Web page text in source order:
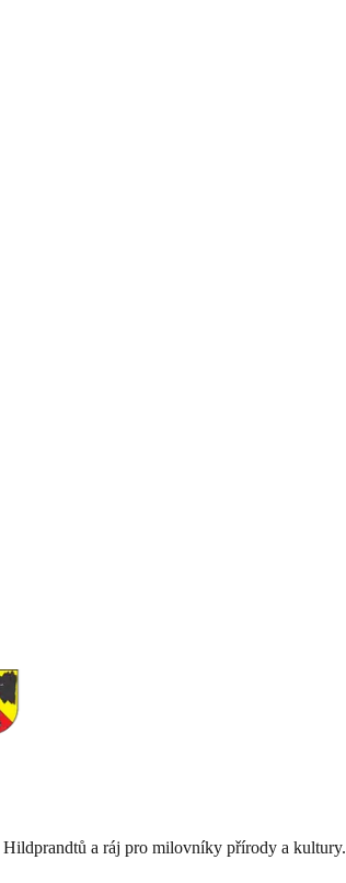
a ráj pro milovníky přírody a kultury.